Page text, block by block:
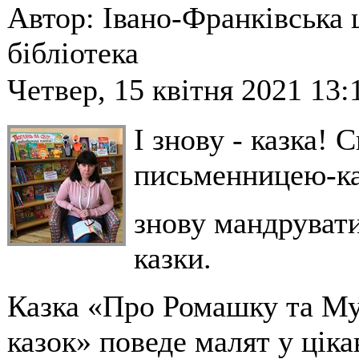
Автор: Івано-Франківська
бібліотека
Четвер, 15 квітня 2021
І знову - казка!
письменницею-
знову
казки.
Казка «Про Ромашку та
казок» поведе малят у